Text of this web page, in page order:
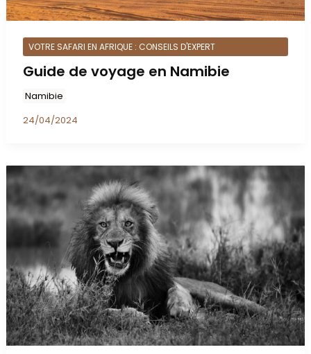
VOTRE SAFARI EN AFRIQUE : CONSEILS D'EXPERT
Guide de voyage en Namibie
Namibie
24/04/2024